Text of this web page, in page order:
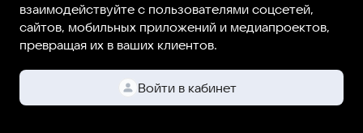
взаимодействуйте с пользователями соцсетей,
сайтов, мобильных приложений и медиапроектов,
превращая их в ваших клиентов.
Войти в кабинет